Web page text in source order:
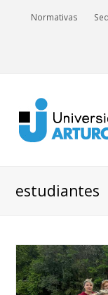
Normativas
estudiantes